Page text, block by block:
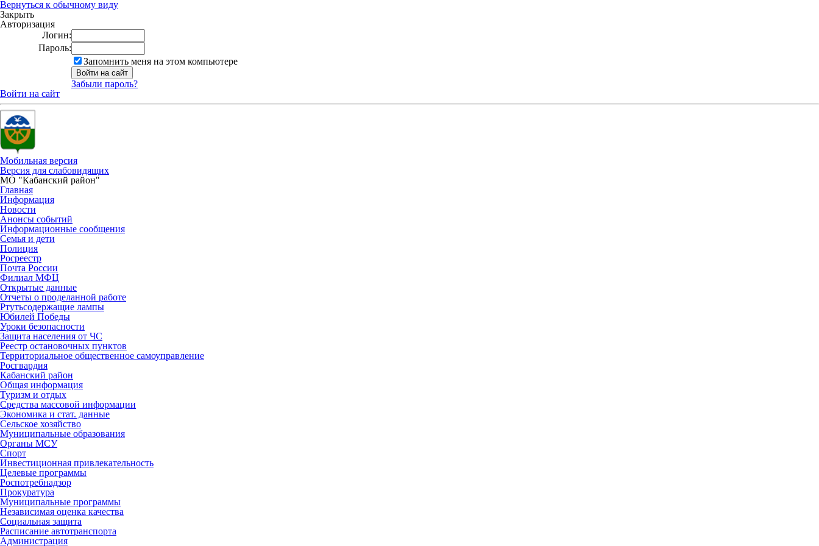
Вернуться к обычному виду
Закрыть
Авторизация
Логин:
Пароль:
Запомнить меня на этом компьютере
Забыли пароль?
Войти на сайт
Мобильная версия
Версия для слабовидящих
МО "Кабанский район"
Главная
Информация
Новости
Анонсы событий
Информационные сообщения
Семья и дети
Полиция
Росреестр
Почта России
Филиал МФЦ
Открытые данные
Отчеты о проделанной работе
Ртутьсодержащие лампы
Юбилей Победы
Уроки безопасности
Защита населения от ЧС
Реестр остановочных пунктов
Территориальное общественное самоуправление
Росгвардия
Кабанский район
Общая информация
Туризм и отдых
Средства массовой информации
Экономика и стат. данные
Сельское хозяйство
Муниципальные образования
Органы МСУ
Спорт
Инвестиционная привлекательность
Целевые программы
Роспотребнадзор
Прокуратура
Муниципальные программы
Независимая оценка качества
Социальная защита
Расписание автотранспорта
Администрация